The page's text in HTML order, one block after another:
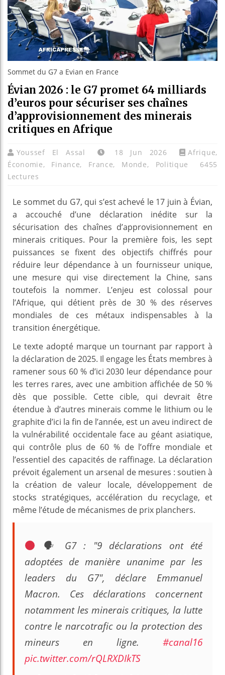
Aliko
Sommet du G7 a Evian en France
Évian 2026 : le G7 promet 64 milliards
d’euros pour sécuriser ses chaînes
d’approvisionnement des minerais
critiques en Afrique
Youssef El Assal 18 Jun 2026 Afrique,
Économie, Finance, France, Monde, Politique
6455
Lectures
Le sommet du G7, qui s’est achevé le 17 juin à Évian,
a accouché d’une déclaration inédite sur la
sécurisation des chaînes d’approvisionnement en
minerais critiques. Pour la première fois, les sept
puissances se fixent des objectifs chiffrés pour
réduire leur dépendance à un fournisseur unique,
une mesure qui vise directement la Chine, sans
toutefois la nommer. L’enjeu est colossal pour
l’Afrique, qui détient près de 30 % des réserves
mondiales de ces métaux indispensables à la
transition énergétique.
Le texte adopté marque un tournant par rapport à
la déclaration de 2025. Il engage les États membres à
ramener sous 60 % d’ici 2030 leur dépendance pour
les terres rares, avec une ambition affichée de 50 %
dès que possible. Cette cible, qui devrait être
étendue à d’autres minerais comme le lithium ou le
graphite d’ici la fin de l’année, est un aveu indirect de
la vulnérabilité occidentale face au géant asiatique,
qui contrôle plus de 60 % de l’offre mondiale et
l’essentiel des capacités de raffinage. La déclaration
prévoit également un arsenal de mesures : soutien à
la création de valeur locale, développement de
stocks stratégiques, accélération du recyclage, et
même l’étude de mécanismes de prix planchers.
🗣 G7 : "9 déclarations ont été
adoptées de manière unanime par les
leaders du G7", déclare Emmanuel
Macron. Ces déclarations concernent
notamment les minerais critiques, la lutte
contre le narcotrafic ou la protection des
mineurs en ligne. #canal16
pic.twitter.com/rQLRXDIkTS